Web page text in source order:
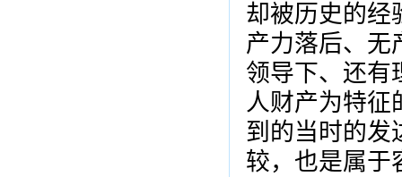
却被历史的经
产力落后、无
领导下、还有
人财产为特征
到的当时的发
较，也是属于